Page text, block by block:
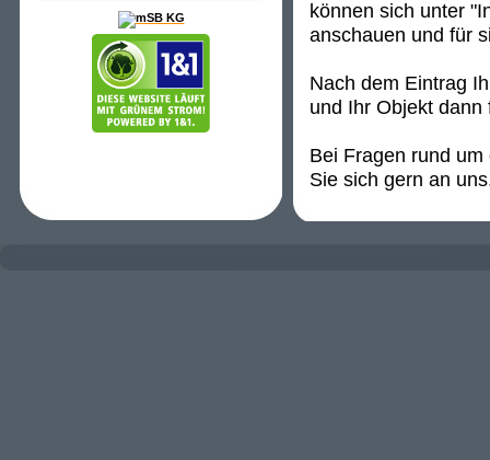
können sich unter
anschauen und für
Nach dem Eintrag
und Ihr Objekt dann
Bei Fragen rund
Sie sich gern an